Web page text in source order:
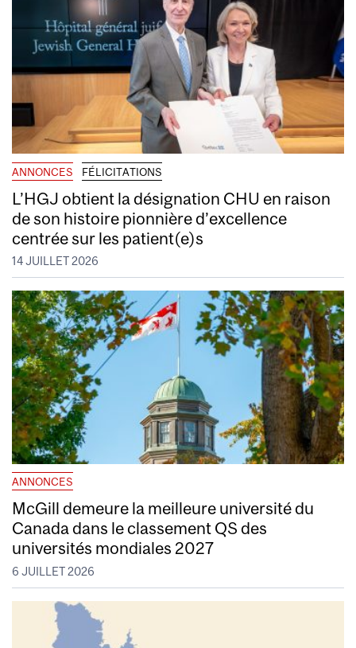
ANNONCES FÉLICITATIONS
L’HGJ obtient la désignation CHU en raison
de son histoire pionnière d’excellence
centrée sur les patient(e)s
14 JUILLET 2026
ANNONCES
McGill demeure la meilleure université du
Canada dans le classement QS des
universités mondiales 2027
6 JUILLET 2026